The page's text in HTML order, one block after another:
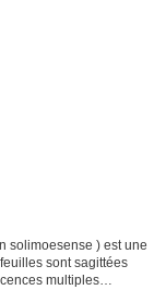
solimoesense ) est une
sont sagittées
multiples